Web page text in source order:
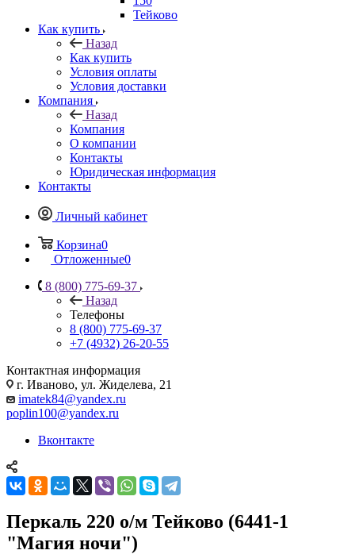
Тейково
Как купить
Назад
Как купить
Условия оплаты
Условия доставки
Компания
Назад
Компания
О компании
Контакты
Юридическая информация
Контакты
Личный кабинет
Корзина0
Отложенные0
8 (800) 775-69-37
Назад
Телефоны
8 (800) 775-69-37
+7 (4932) 26-20-55
Контактная информация
г. Иваново, ул. Жиделева, 21
imatek84@yandex.ru
poplin100@yandex.ru
Вконтакте
Перкаль 220 о/м Тейково (6441-1
"Магия ночи")